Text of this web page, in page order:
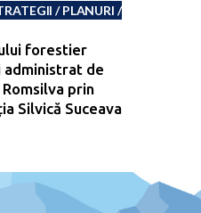
/ PLANURI /
forestier
de
prin
Silvică Suceava